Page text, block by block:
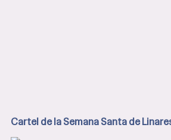
Cartel de la Semana Santa de